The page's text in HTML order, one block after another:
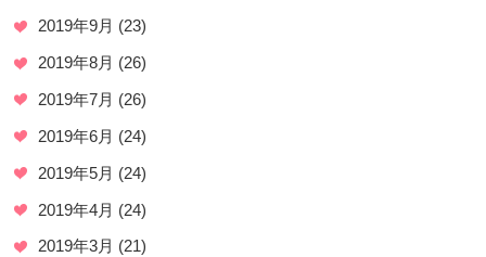
2019年9月 (23)
2019年8月 (26)
2019年7月 (26)
2019年6月 (24)
2019年5月 (24)
2019年4月 (24)
2019年3月 (21)